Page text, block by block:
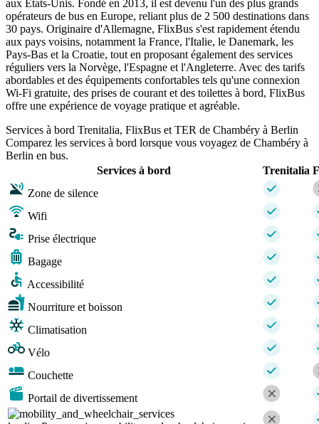
aux États-Unis. Fondé en 2013, il est devenu l'un des plus grands
opérateurs de bus en Europe, reliant plus de 2 500 destinations dans
30 pays. Originaire d'Allemagne, FlixBus s'est rapidement étendu
aux pays voisins, notamment la France, l'Italie, le Danemark, les
Pays-Bas et la Croatie, tout en proposant également des services
réguliers vers la Norvège, l'Espagne et l'Angleterre. Avec des tarifs
abordables et des équipements confortables tels qu'une connexion
Wi-Fi gratuite, des prises de courant et des toilettes à bord, FlixBus
offre une expérience de voyage pratique et agréable.
Services à bord Trenitalia, FlixBus et TER de Chambéry à Berlin
Comparez les services à bord lorsque vous voyagez de Chambéry à
Berlin en bus.
Services à bord
Trenitalia
Zone de silence
Wifi
Prise électrique
Bagage
Accessibilité
Nourriture et boisson
Climatisation
Vélo
Couchette
Portail de divertissement